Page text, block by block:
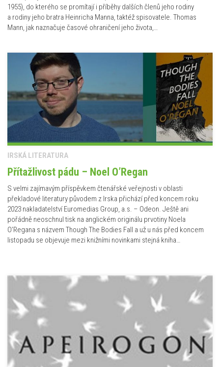
1955), do kterého se promítají i příběhy dalších členů jeho rodiny
a rodiny jeho bratra Heinricha Manna, taktéž spisovatele. Thomas
Mann, jak naznačuje časové ohraničení jeho života,…
IRSKÁ LITERATURA
Přítažlivost pádu – Noel O’Regan
S velmi zajímavým příspěvkem čtenářské veřejnosti v oblasti
překladové literatury původem z Irska přichází před koncem roku
2023 nakladatelství Euromedias Group, a.s. – Odeon. Ještě ani
pořádně neoschnul tisk na anglickém originálu prvotiny Noela
O’Regana s názvem Though The Bodies Fall a už u nás před koncem
listopadu se objevuje mezi knižními novinkami stejná kniha…